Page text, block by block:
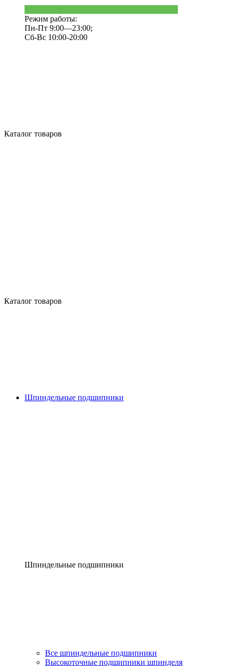
Режим работы:
Пн-Пт 9:00—23:00;
Сб-Вс 10:00-20:00
Каталог товаров
Каталог товаров
Шпиндельные подшипники
Шпиндельные подшипники
Все шпиндельные подшипники
Высокоточные подшипники шпинделя